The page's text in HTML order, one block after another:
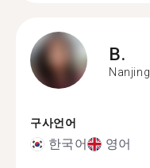
B.
Nanjing
구사언어
한국어 영어